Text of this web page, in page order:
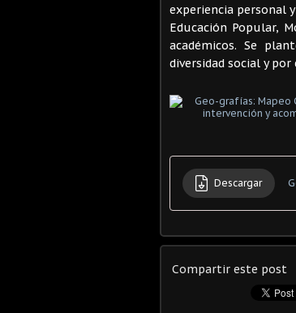
experiencia personal
Educación Popular,
académicos. Se
diversidad social y
Descargar
Compartir este post